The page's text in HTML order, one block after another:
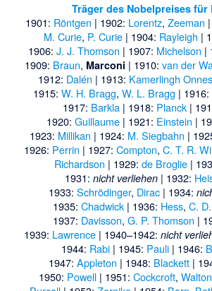
Träger des Nobelpreises für
1901: Röntgen | 1902: Lorentz, Zeeman
M. Curie, P. Curie | 1904: Rayleigh |
1906: J. J. Thomson | 1907: Michelson |
1909: Braun, Marconi | 1910: van der
1912: Dalén | 1913: Kamerlingh Onnes
1915: W. H. Bragg, W. L. Bragg | 1916:
1917: Barkla | 1918: Planck |
1920: Guillaume | 1921: Einstein |
1923: Millikan | 1924: M. Siegbahn |
1926: Perrin | 1927: Compton, C. T. R.
Richardson | 1929: de Broglie|
1931: nicht verliehen| 1932:
1933: Schrödinger, Dirac | 1934:
1935: Chadwick| 1936: Hess, C.
1937: Davisson, G. P. Thomson |
1939: Lawrence| 1940–1942: nicht
1944: Rabi| 1945: Pauli| 1946:
1947: Appleton | 1948: Blackett |
1950: Powell | 1951: Cockcroft, Walton